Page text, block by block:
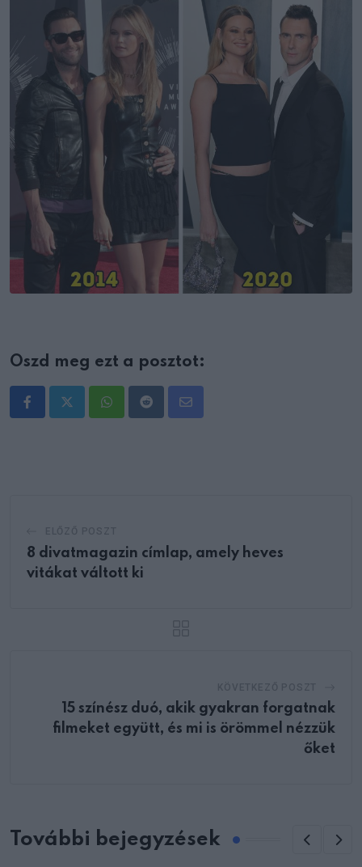
Oszd meg ezt a posztot:
WhatsappRedditShare
8 divatmagazin címlap, amely heves
vitákat váltott ki
15 színész duó, akik gyakran forgatnak
filmeket együtt, és mi is örömmel nézzük
őket
További bejegyzések